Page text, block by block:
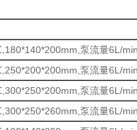
泵流量6L/min
泵流量6L/min
泵流量6L/min
泵流量6L/min